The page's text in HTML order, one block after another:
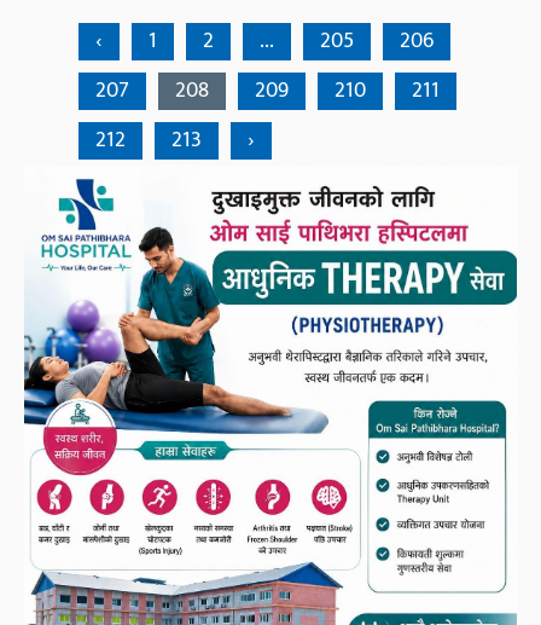
‹ 1 2 ... 205
206
207
208 209 210
211
212
213 ›